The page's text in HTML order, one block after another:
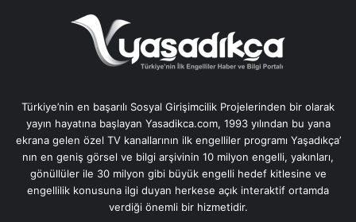
Türkiye’nin en başarılı Sosyal Girişimcilik Projelerinden bir olarak
yayın hayatına başlayan Yasadikca.com, 1993 yılından bu yana
ekrana gelen özel TV kanallarının ilk engelliler programı Yaşadıkça’
nın en geniş görsel ve bilgi arşivinin 10 milyon engelli, yakınları,
gönüllüler ile 30 milyon gibi büyük engelli hedef kitlesine ve
engellilik konusuna ilgi duyan herkese açık interaktif ortamda
verdiği önemli bir hizmetidir.